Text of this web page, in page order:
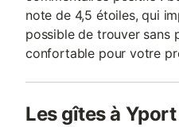
note de 4,5 étoiles, qui
possible de trouver sans
confortable pour votre
Les gîtes à